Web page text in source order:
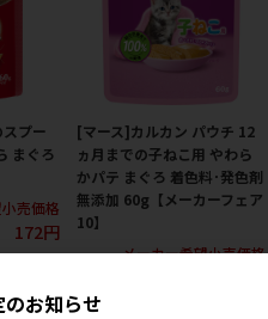
プー
まぐろ
売価格
172円
[マース]カルカン パウチ 12
ヵ月までの子ねこ用 やわら
かパテ まぐろ 着色料･発色剤
無添加 60g【メーカーフェア
10】
メーカー希望小売価格
お知らせ